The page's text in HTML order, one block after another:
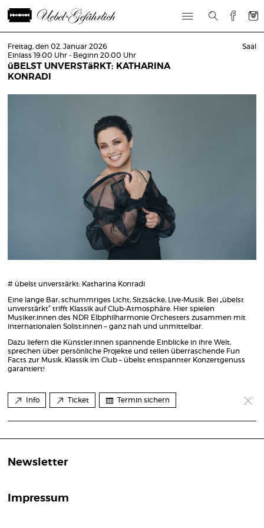
Freitag, den 02. Januar 2026
Einlass 19:00 Uhr - Beginn 20:00 Uhr
üBELST UNVERSTäRKT: KATHARINA
KONRADI
Saal
# übelst unverstärkt: Katharina Konradi
Eine lange Bar, schummriges Licht, Sitzsäcke, Live-Musik. Bei „übelst
unverstärkt“ trifft Klassik auf Club-Atmosphäre. Hier spielen
Musiker:innen des NDR Elbphilharmonie Orchesters zusammen mit
internationalen Solist:innen – ganz nah und unmittelbar.
Dazu liefern die Künstler:innen spannende Einblicke in ihre Welt,
sprechen über persönliche Projekte und teilen überraschende Fun
Facts zur Musik. Klassik im Club – übelst entspannter Konzertgenuss
garantiert!
Info Ticket Termin sichern
Newsletter
Impressum